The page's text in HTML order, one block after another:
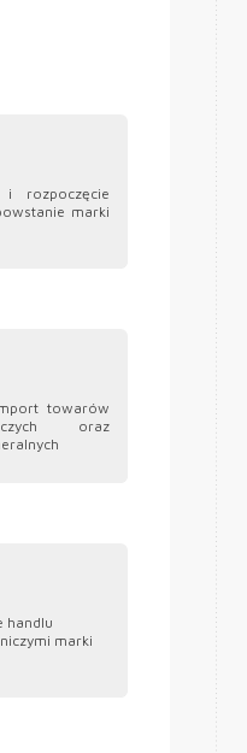
i rozpoczęcie
marki
towarów
oraz
handlu
marki